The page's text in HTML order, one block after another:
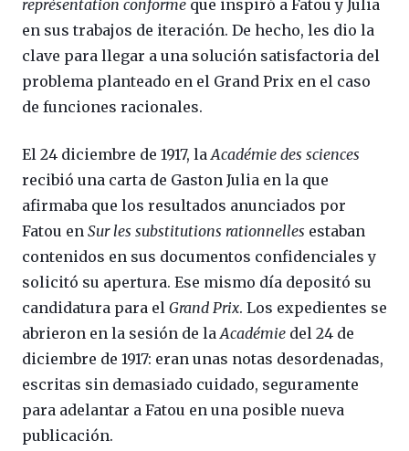
représentation conforme que inspiró a Fatou y Julia
en sus trabajos de iteración. De hecho, les dio la
clave para llegar a una solución satisfactoria del
problema planteado en el Grand Prix en el caso
de funciones racionales.
El 24 diciembre de 1917, laAcadémie des sciences
recibió una carta de Gaston Julia en la que
afirmaba que los resultados anunciados por
Fatou en Sur les substitutions rationnelles estaban
contenidos en sus documentos confidenciales y
solicitó su apertura. Ese mismo día depositó su
candidatura para el Grand Prix. Los expedientes se
abrieron en la sesión de laAcadémie del 24 de
diciembre de 1917: eran unas notas desordenadas,
escritas sin demasiado cuidado, seguramente
para adelantar a Fatou en una posible nueva
publicación.